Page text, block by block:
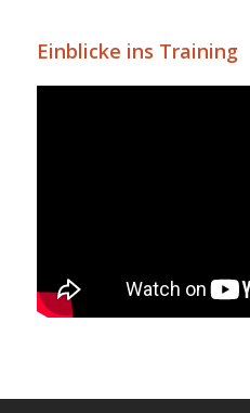
Einblicke ins Training